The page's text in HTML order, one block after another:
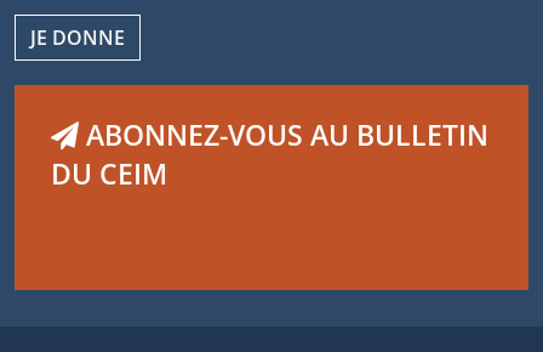
JE DONNE
ABONNEZ-VOUS AU BULLETIN
DU CEIM